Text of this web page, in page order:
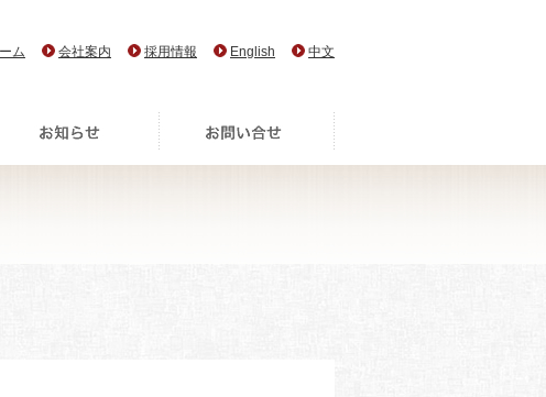
ム 会社案内 採用情報 English 中文